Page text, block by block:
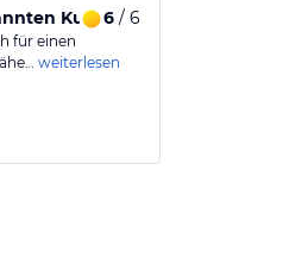
Kurzurlaub
6/ 6
für einen
weiterlesen